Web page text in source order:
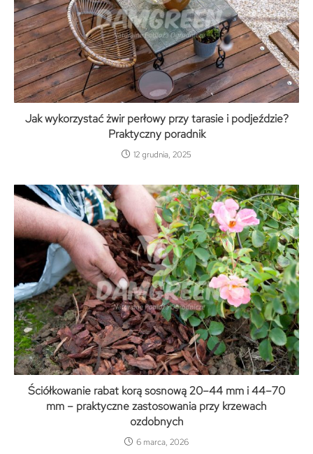
Jak wykorzystać żwir perłowy przy tarasie i podjeździe?
Praktyczny poradnik
12 grudnia, 2025
Ściółkowanie rabat korą sosnową 20–44 mm i 44–70
mm – praktyczne zastosowania przy krzewach
ozdobnych
6 marca, 2026